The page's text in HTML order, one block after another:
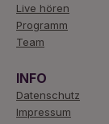
Live hören
Programm
Team
INFO
Datenschutz
Impressum